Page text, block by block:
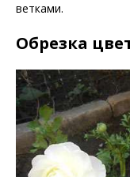
ветками.
Обрезка